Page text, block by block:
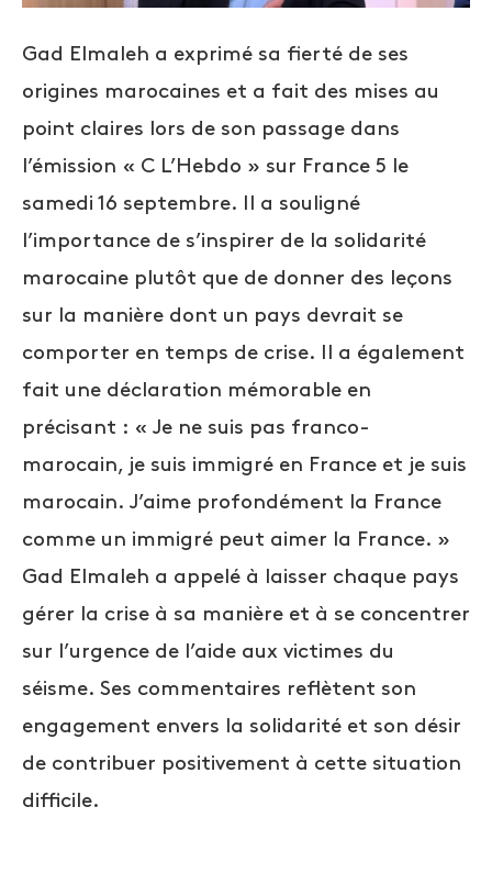
Gad Elmaleh a exprimé sa fierté de ses
origines marocaines et a fait des mises au
point claires lors de son passage dans
l’émission « C L’Hebdo » sur France 5 le
samedi 16 septembre. Il a souligné
l’importance de s’inspirer de la solidarité
marocaine plutôt que de donner des leçons
sur la manière dont un pays devrait se
comporter en temps de crise. Il a également
fait une déclaration mémorable en
précisant : « Je ne suis pas franco-
marocain, je suis immigré en France et je suis
marocain. J’aime profondément la France
comme un immigré peut aimer la France. »
Gad Elmaleh a appelé à laisser chaque pays
gérer la crise à sa manière et à se concentrer
sur l’urgence de l’aide aux victimes du
séisme. Ses commentaires reflètent son
engagement envers la solidarité et son désir
de contribuer positivement à cette situation
difficile.